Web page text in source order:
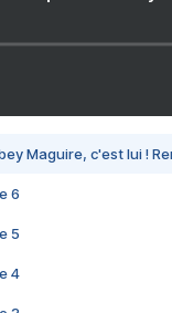
Maguire, c'est lui !
6
5
4